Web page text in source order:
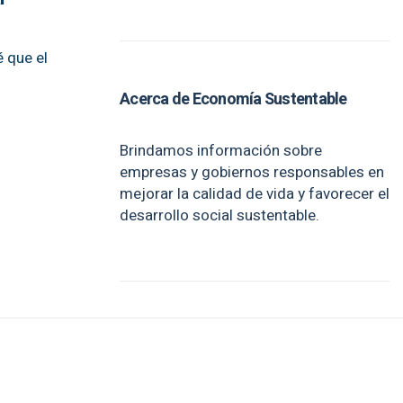
que el
Acerca de Economía Sustentable
Brindamos información sobre
empresas y gobiernos responsables en
mejorar la calidad de vida y favorecer el
desarrollo social sustentable.